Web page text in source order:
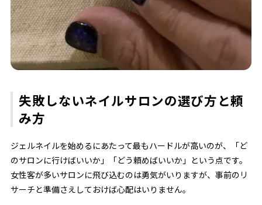
失敗しないネイルサロンの選び方と頼
み方
ジェルネイルを始めるにあたって最もハードルが高いのが、「ど
のサロンに行けばいいか」「どう頼めばいいか」という点です。
女性客が多いサロンに飛び込むのは勇気がいりますが、事前のリ
サーチと準備さえしておけば心配はいりません。